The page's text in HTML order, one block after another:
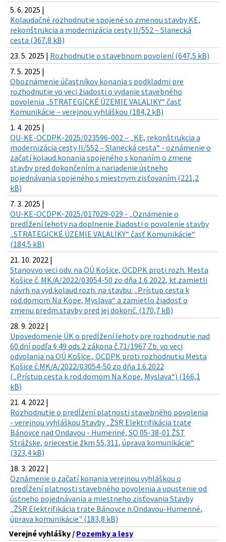
5. 6. 2025 |
Kolaudačné rozhodnutie spojené so zmenou stavby KE,
rekonštrukcia a modernizácia cesty II/552 – Slanecká
cesta (367,8 kB)
23. 5. 2025 | Rozhodnutie o stavebnom povolení (647,5 kB)
7. 5. 2025 |
Oboznámenie účastníkov konania s podkladmi pre
rozhodnutie vo veci žiadosti o vydanie stavebného
povolenia „STRATEGICKÉ ÚZEMIE VALALIKY“ časť
Komunikácie – verejnou vyhláškou (184,2 kB)
1. 4. 2025 |
OU-KE-OCDPK-2025/023596-002 – „KE, rekonštrukcia a
modernizácia cesty II/552 – Slanecká cesta“ - oznámenie o
začatí kolaud.konania spojeného s konaním o zmene
stavby pred dokončením a nariadenie ústneho
pojednávania spojeného s miestnym zisťovaním (221,2
kB)
7. 3. 2025 |
OU-KE-OCDPK-2025/017029-029 - „Oznámenie o
predĺžení lehoty na doplnenie žiadosti o povolenie stavby
„STRATEGICKÉ ÚZEMIE VALALIKY“ časť Komunikácie“
(184,5 kB)
21. 10. 2022 |
Stanov.vo veci odv. na OÚ Košice, OCDPK proti rozh. Mesta
Košice č. MK/A/2022/03054-50 zo dňa 1.6.2022, kt.zamietli
návrh na vyd.kolaud.rozh. na stavbu: „Prístup.cesta k
rod.domom Na Kope, Myslava“ a zamietlo žiadosť o
zmenu predm.stavby pred jej dokonč. (170,7 kB)
28. 9. 2022 |
Upovedomenie ÚK o predĺžení lehoty pre rozhodnutie nad
60 dní podľa § 49 ods.2 zákona č.71/1967 Zb. vo veci
odvolania na OÚ Košice., OCDPK proti rozhodnutiu Mesta
Košice č.MK/A/2022/03054-50 zo dňa 1.6.2022
(„Prístup.cesta k rod.domom Na Kope, Myslava“) (166,1
kB)
21. 4. 2022 |
Rozhodnutie o predĺžení platnosti stavebného povolenia
- verejnou vyhláškou Stavby „ŽSR Elektrifikácia trate
Bánovce nad Ondavou - Humenné, SO 05-38-01 ŽST
Strážske, priecestie žkm 55,311, úprava komunikácie“
(323,4 kB)
18. 3. 2022 |
Oznámenie o začatí konania verejnou vyhláškou o
predĺžení platnosti stavebného povolenia a upustenie od
ústneho pojednávania a miestneho zisťovania Stavby
„ŽSR Elektrifikácia trate Bánovce n.Ondavou-Humenné,
úprava komunikácie" (183,8 kB)
Verejné vyhlášky / Pozemky a lesy